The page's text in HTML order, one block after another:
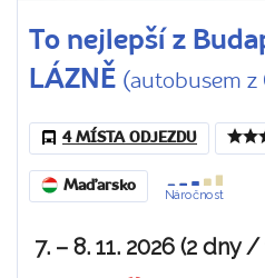
To nejlepší z
LÁZNĚ (autobusem z
4 MÍSTA ODJEZDU
Maďarsko
Náročnost
7. – 8. 11. 2026 (2 dny